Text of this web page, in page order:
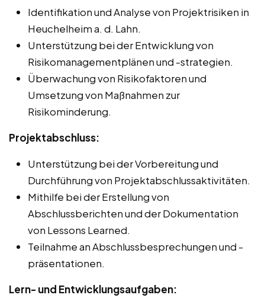
Identifikation und Analyse von Projektrisiken in
Heuchelheim a. d. Lahn.
Unterstützung bei der Entwicklung von
Risikomanagementplänen und -strategien.
Überwachung von Risikofaktoren und
Umsetzung von Maßnahmen zur
Risikominderung.
Projektabschluss:
Unterstützung bei der Vorbereitung und
Durchführung von Projektabschlussaktivitäten.
Mithilfe bei der Erstellung von
Abschlussberichten und der Dokumentation
von Lessons Learned.
Teilnahme an Abschlussbesprechungen und -
präsentationen.
Lern- und Entwicklungsaufgaben: